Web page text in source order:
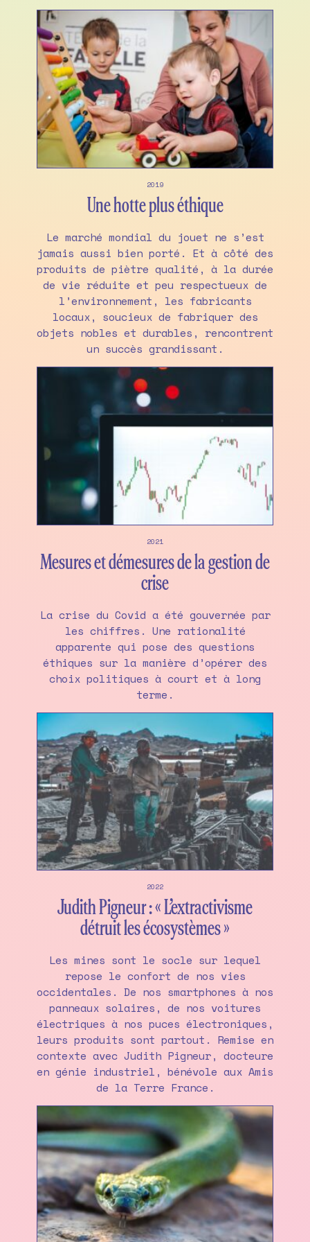
2019
Une hotte plus éthique
Le marché mondial du jouet ne s’est
jamais aussi bien porté. Et à côté des
produits de piètre qualité, à la durée
de vie réduite et peu respectueux de
l’environnement, les fabricants
locaux, soucieux de fabriquer des
objets nobles et durables, rencontrent
un succès grandissant.
2021
Mesures et démesures de la gestion de
crise
La crise du Covid a été gouvernée par
les chiffres. Une rationalité
apparente qui pose des questions
éthiques sur la manière d’opérer des
choix politiques à court et à long
terme.
2022
Judith Pigneur : « L’extractivisme
détruit les écosystèmes »
Les mines sont le socle sur lequel
repose le confort de nos vies
occidentales. De nos smartphones à nos
panneaux solaires, de nos voitures
électriques à nos puces électroniques,
leurs produits sont partout. Remise en
contexte avec Judith Pigneur, docteure
en génie industriel, bénévole aux Amis
de la Terre France.